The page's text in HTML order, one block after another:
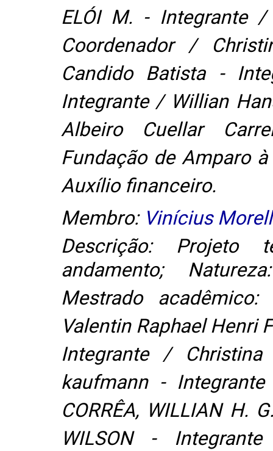
ELÓI M. - Integrante
Coordenador /
Candido Batista -
Integrante / Willian
Albeiro Cuellar
Fundação de Amparo
Auxílio financeiro.
Membro: Vinícius
Descrição: Projeto
andamento;
Mestrado
Valentin Raphael Henri
Integrante /
kaufmann -
CORRÊA, WILLIAN H.
WILSON -